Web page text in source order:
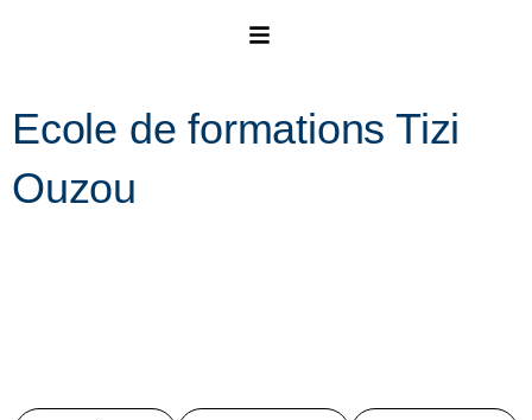
Ecole de formations Tizi
Ouzou